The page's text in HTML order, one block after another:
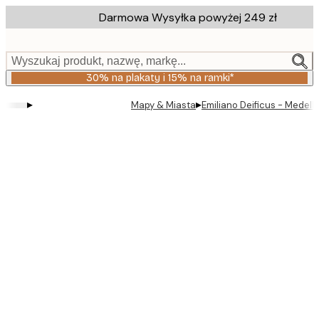
to
content.
Darmowa Wysyłka powyżej 249 zł
Wyszukaj produkt, nazwę, markę...
30% na plakaty i 15% na ramki*
▸ Mapy & Miasta▸Emiliano Deificus -